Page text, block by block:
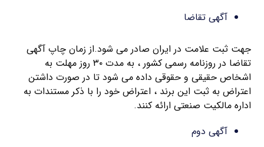
آگهی تقاضا
جهت ثبت علامت در ایران صادر می شود.از زمان چاپ آگهی
تقاضا در روزنامه رسمی کشور ، به مدت ۳۰ روز مهلت به
اشخاص حقیقی و حقوقی داده می شود تا در صورت داشتن
اعتراض به ثبت این برند ، اعتراض خود را با ذکر مستندات به
اداره مالکیت صنعتی ارائه کنند.
آگهی دوم